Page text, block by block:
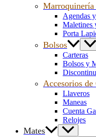
Agendas
Maletines
Porta
Bolsos
Carteras
Bolsos y
Accesorios de
Llaveros
Maneas
Cuenta
Relojes
Mates